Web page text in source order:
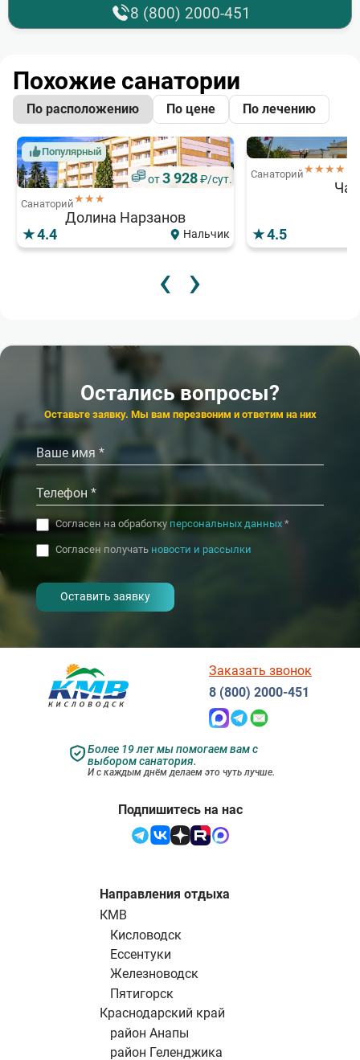
8 (800) 2000-451
Похожие санатории
По расположению По цене По лечению
Популярный
от3 928₽/сут.
Санаторий★★★
Долина Нарзанов
4.4
Нальчик
Санаторий★★★★
4.5
‹ ›
Белокуръ
4.7 Белокуриха
Санаторий
4.7
‹ ›
Катунь
Белокуриха
Электроника
‹ ›
Остались вопросы?
Оставьте заявку. Мы вам перезвоним и ответим на них
Согласен на обработку персональных данных*
Согласен получать новости и рассылки
Подпишитесь на нас
Более 19 лет мы помогаем вам с
выбором санатория.
И с каждым днём делаем это чуть лучше.
Заказать звонок
8 (800) 2000-451
Направления отдыха
КМВ
Кисловодск
Ессентуки
Железноводск
Пятигорск
Краснодарский край
район Анапы
район Геленджика